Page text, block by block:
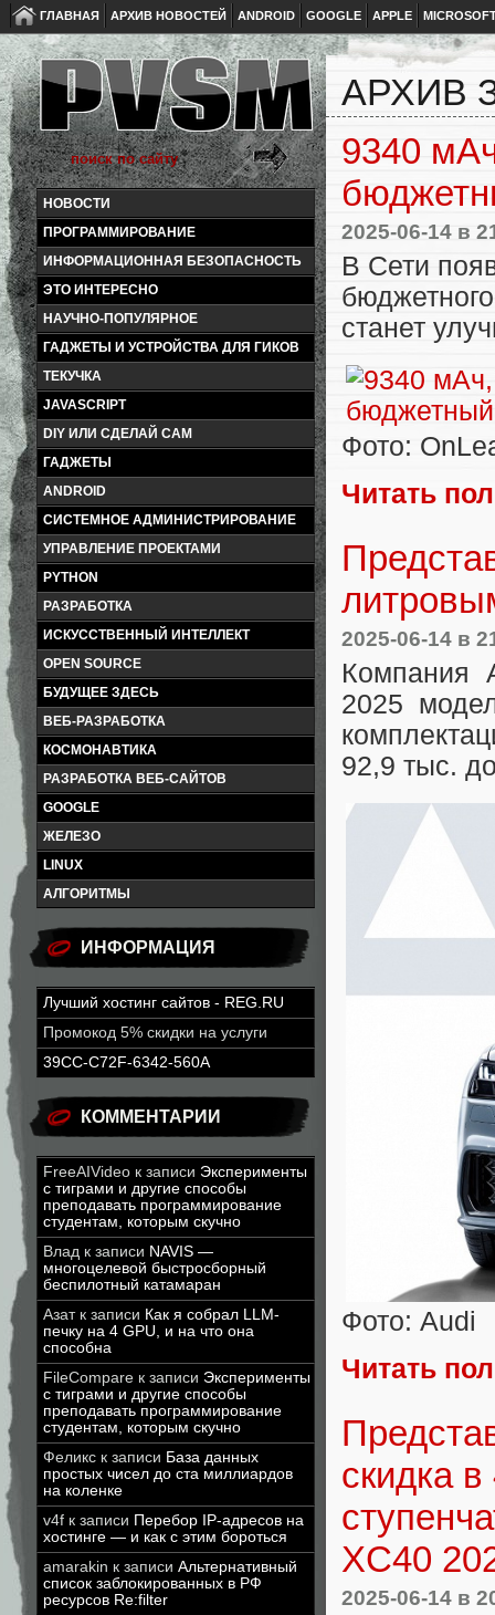
ГЛАВНАЯ АРХИВ НОВОСТЕЙ ANDROID GOOGLE APPLE
НОВОСТИ
ПРОГРАММИРОВАНИЕ
ИНФОРМАЦИОННАЯ БЕЗОПАСНОСТЬ
ЭТО ИНТЕРЕСНО
НАУЧНО-ПОПУЛЯРНОЕ
ГАДЖЕТЫ И УСТРОЙСТВА ДЛЯ ГИКОВ
ТЕКУЧКА
JAVASCRIPT
DIY ИЛИ СДЕЛАЙ САМ
ГАДЖЕТЫ
ANDROID
СИСТЕМНОЕ АДМИНИСТРИРОВАНИЕ
УПРАВЛЕНИЕ ПРОЕКТАМИ
PYTHON
РАЗРАБОТКА
ИСКУССТВЕННЫЙ ИНТЕЛЛЕКТ
OPEN SOURCE
БУДУЩЕЕ ЗДЕСЬ
ВЕБ-РАЗРАБОТКА
КОСМОНАВТИКА
РАЗРАБОТКА ВЕБ-САЙТОВ
GOOGLE
ЖЕЛЕЗО
LINUX
АЛГОРИТМЫ
ИНФОРМАЦИЯ
Лучший хостинг сайтов - REG.RU
Промокод 5% скидки на услуги
39CC-C72F-6342-560A
КОММЕНТАРИИ
FreeAIVideo к записи Эксперименты
с тиграми и другие способы
преподавать программирование
студентам, которым скучно
Влад к записи NAVIS —
многоцелевой быстросборный
беспилотный катамаран
Азатк записи Как я собрал LLM-
печку на 4 GPU, и на что она
способна
FileCompare к записи Эксперименты
с тиграми и другие способы
преподавать программирование
студентам, которым скучно
Феликс к записи База данных
простых чисел до ста миллиардов
на коленке
v4f к записи Перебор IP-адресов на
хостинге — и как с этим бороться
amarakin к записи Альтернативный
список заблокированных в РФ
ресурсов Re:filter
АРХИВ
9340
2025-06-14 в
В Сети
станет
Фото:
Читать
2025-06-14 в
Компания
2025
92,9 тыс.
Фото: Audi
Читать
скидка
XC40
2025-06-14 в